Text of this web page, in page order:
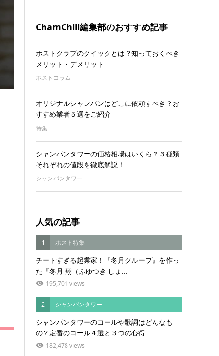
ChamChill編集部のおすすめ記事
ホストクラブのクイックとは？知っておくべき
メリット・デメリット
ホストコラム
オリジナルシャンパンはどこに依頼すべき？お
すすめ業者５選をご紹介
特集
シャンパンタワーの価格相場はいくら？３種類
それぞれの値段を徹底解説！
シャンパンタワー
人気の記事
1 ホスト特集
チートすぎる起業家！『冬月グループ』を作っ
た『冬月 翔（ふゆつき しょ...
195,701 views
2 シャンパンタワー
シャンパンタワーのコールや歌詞はどんなも
の？定番のコール４選と３つの心得
182,478 views